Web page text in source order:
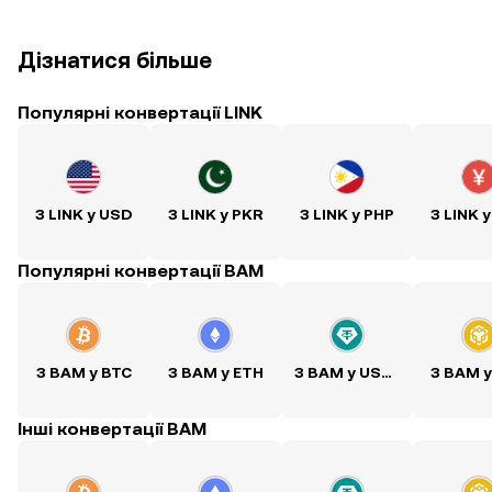
Дізнатися більше
Популярні конвертації LINK
З LINK у USD З LINK у PKR З LINK у PHP З LINK
Популярні конвертації BAM
З BAM у BTC З BAM у ETH З BAM у USDT З BAM
Інші конвертації BAM